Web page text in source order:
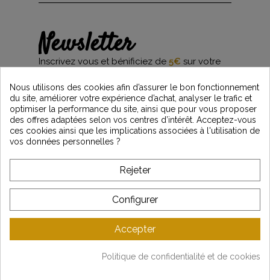
Newsletter
Inscrivez vous et bénificiez de 5€ sur votre
et restez informés des dernières nouveautés
Vintage Motors
*Dès 99€ d'achat. En vous abonnant à notre newsletter, vous reconnaissez avoir pris
l'acceptez.
A PROPOS DE VINTAGE
SERVICE CLIENT
Gestion des données
Nous utilisons des cookies afin d’assurer le bon fonctionnement
du site, améliorer votre expérience d’achat, analyser le trafic et
optimiser la performance du site, ainsi que pour vous proposer
des offres adaptées selon vos centres d’intérêt. Acceptez-vous
ces cookies ainsi que les implications associées à l'utilisation de
vos données personnelles ?
Rejeter
Configurer
Accepter
Politique de confidentialité et de cookies